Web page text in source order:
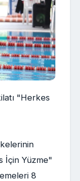
"Herkes
İçin Yüzme"
8